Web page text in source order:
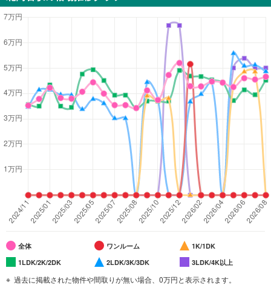
全体 ワンルーム
1K/1DK
1LDK/2K/2DK
2LDK/3K/3DK 3LDK/4K以上
過去に掲載された物件や間取りが無い場合、0万円と表示されます。